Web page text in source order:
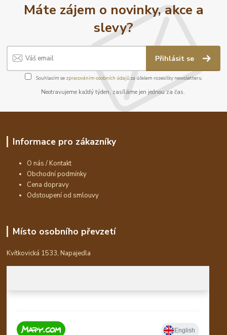
Máte zájem o novinky, akce a
slevy?
Přihlásit se
Souhlasím se zpracováním osobních údajůza účelem rozesílky newsletteru.
Neotravujeme každý týden, zasíláme jen jednou za čas.
Informace pro zákazníky
O nás / Kontakt
Obchodní podmínky
Cena dopravy
Odstoupení od smlouvy
Místo osobního převzetí
Kvítkovická 1533, Napajedla